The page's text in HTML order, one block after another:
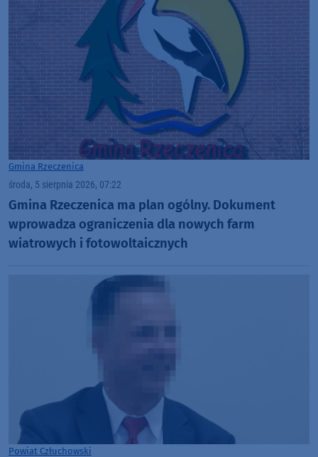
Gmina Rzeczenica
środa, 5 sierpnia 2026, 07:22
Gmina Rzeczenica ma plan ogólny. Dokument
wprowadza ograniczenia dla nowych farm
wiatrowych i fotowoltaicznych
Powiat Człuchowski